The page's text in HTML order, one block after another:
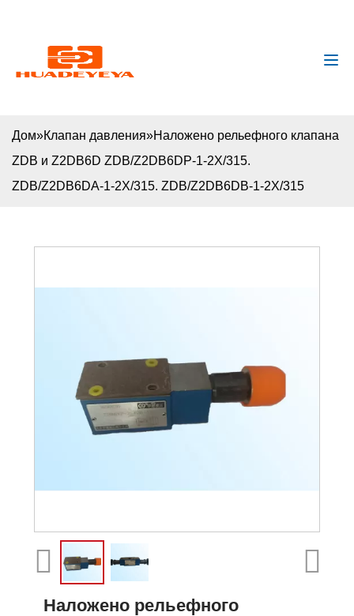
Дом»Клапан давления»Наложено рельефного клапана
ZDB и Z2DB6D ZDB/Z2DB6DP-1-2X/315.
ZDB/Z2DB6DA-1-2X/315. ZDB/Z2DB6DB-1-2X/315
Наложено рельефного